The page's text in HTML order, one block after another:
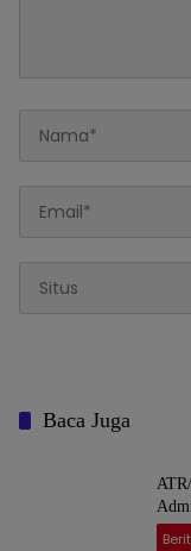
Baca Juga